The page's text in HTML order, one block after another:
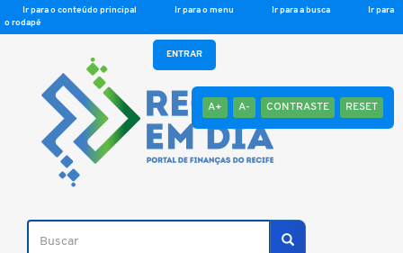
Ir para o conteúdo principal Ir para o menu Ir para a busca
Ir para
o rodapé
A+ A- CONTRASTE RESET
Buscar
Buscar
ENTRAR